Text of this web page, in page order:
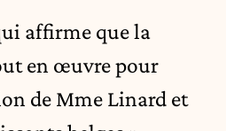
affirme que la
en œuvre pour
de Mme Linard et